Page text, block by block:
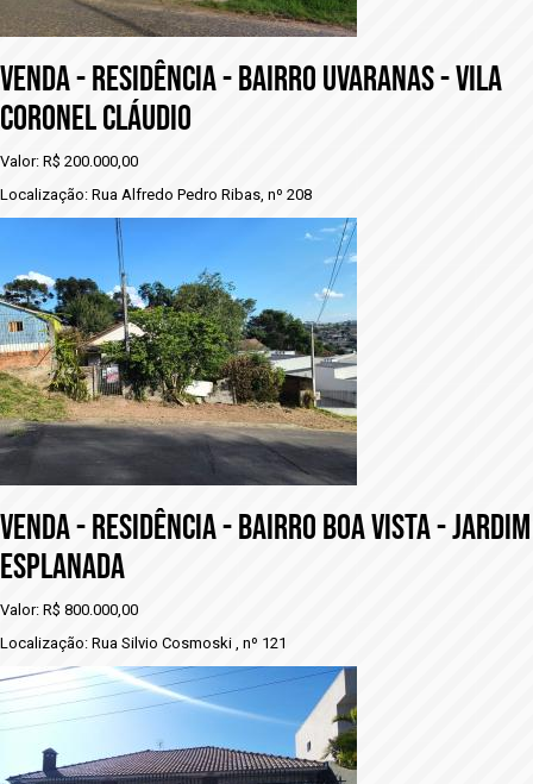
vENDA - RESIDÊNCIA - BAIRRO UVARANAS - VILA
CORONEL CLÁUDIO
Valor: R$ 200.000,00
Localização: Rua Alfredo Pedro Ribas, nº 208
vENDA - RESIDÊNCIA - BAIRRO BOA VISTA - JARDIM
ESPLANADA
Valor: R$ 800.000,00
Localização: Rua Silvio Cosmoski , nº 121